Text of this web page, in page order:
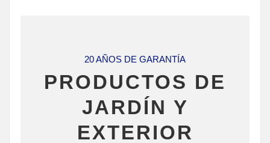
20 AÑOS DE GARANTÍA
PRODUCTOS DE
JARDÍN Y
EXTERIOR